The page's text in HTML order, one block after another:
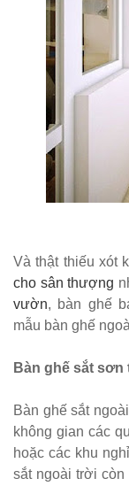
ốp gỗ nhựa
Bộ bàn ghế
cafe ngoài
trời ban
công sân
kính cường
lực 277
Bộ bàn ghế
quán cafe
nhà hàng
mặt bàn
composite
Và thật thiếu xót
cho sân thượng
vườn, bàn ghế
mẫu bàn ghế
Bàn ghế sắt sơn
Bàn ghế sắt
không gian các
hoặc các khu
sắt ngoài trời